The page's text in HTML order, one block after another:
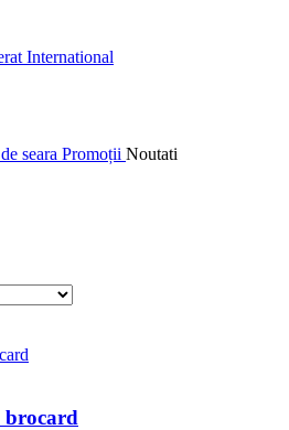
International
seara Promoții Noutati
brocard